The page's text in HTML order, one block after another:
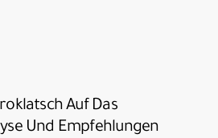
Auf Das
Und Empfehlungen